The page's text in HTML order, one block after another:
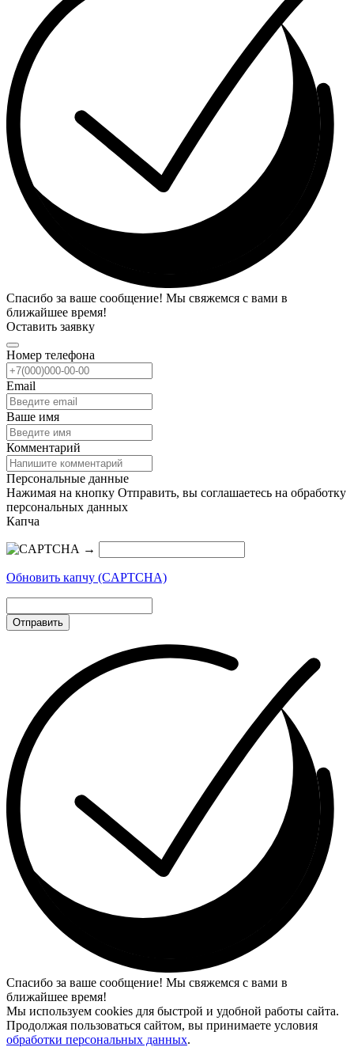
Спасибо за ваше сообщение! Мы свяжемся с вами в
ближайшее время!
Оставить заявку
Номер телефона
Email
Ваше имя
Комментарий
Персональные данные
Нажимая на кнопку Отправить, вы соглашаетесь на обработку
персональных данных
Капча
→
Обновить капчу (CAPTCHA)
Отправить
Спасибо за ваше сообщение! Мы свяжемся с вами в
ближайшее время!
Мы используем cookies для быстрой и удобной работы сайта.
Продолжая пользоваться сайтом, вы принимаете условия
обработки персональных данных.